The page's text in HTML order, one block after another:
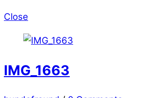
Close
IMG_1663